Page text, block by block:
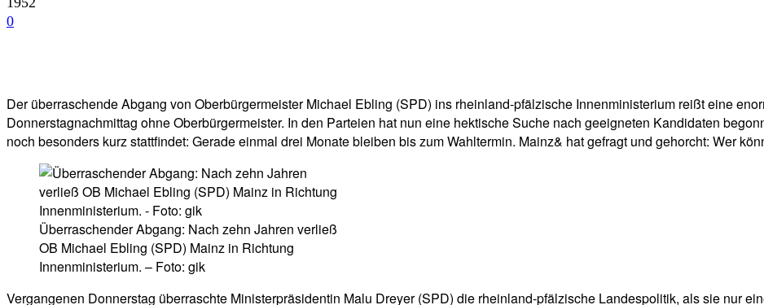
0
Der überraschende Abgang von Oberbürgermeister Michael Ebling (SPD) ins rheinland-pfälzische Innenministerium reißt eine
Donnerstagnachmittag ohne Oberbürgermeister. In den Parteien hat nun eine hektische Suche nach geeigneten Kandidaten
noch besonders kurz stattfindet: Gerade einmal drei Monate bleiben bis zum Wahltermin. Mainz& hat gefragt und gehorcht: Wer
Überraschender Abgang: Nach zehn Jahren verließ
OB Michael Ebling (SPD) Mainz in Richtung
Innenministerium. – Foto: gik
Vergangenen Donnerstag überraschte Ministerpräsidentin Malu Dreyer (SPD) die rheinland-pfälzische Landespolitik, als sie nur